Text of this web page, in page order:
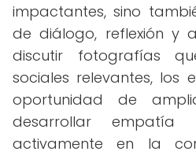
impactantes, sino
de diálogo, reflexión y
discutir fotografías
sociales relevantes, los
oportunidad de
desarrollar empatía
activamente en la